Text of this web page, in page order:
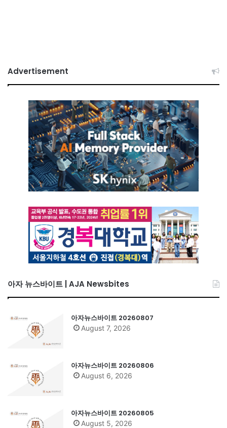
Advertisement
아자 뉴스바이트 | AJA Newsbites
아자뉴스바이트 20260807
August 7, 2026
아자뉴스바이트 20260806
August 6, 2026
아자뉴스바이트 20260805
August 5, 2026